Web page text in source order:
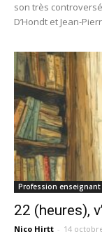
son très
D’Hondt et Jean-
Profession enseignant
22 (heures),
Nico Hirtt - 14